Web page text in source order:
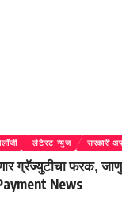
लेटेस्ट न्युज सरकारी
ग्रॅज्युटीचा फरक,
News